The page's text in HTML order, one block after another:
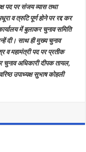
महामंत्री
पद पर संजय व्यास तथा
व त्रुटि पूर्ण होने पर रद्द कर
में बुलाकर चुनाव समिति
दी। साथ ही मुख्य चुनाव
व महामंत्री पद पर प्रतीक
अधिकारी दीपक तायल,
उपाध्यक्ष सुभाष कोहली